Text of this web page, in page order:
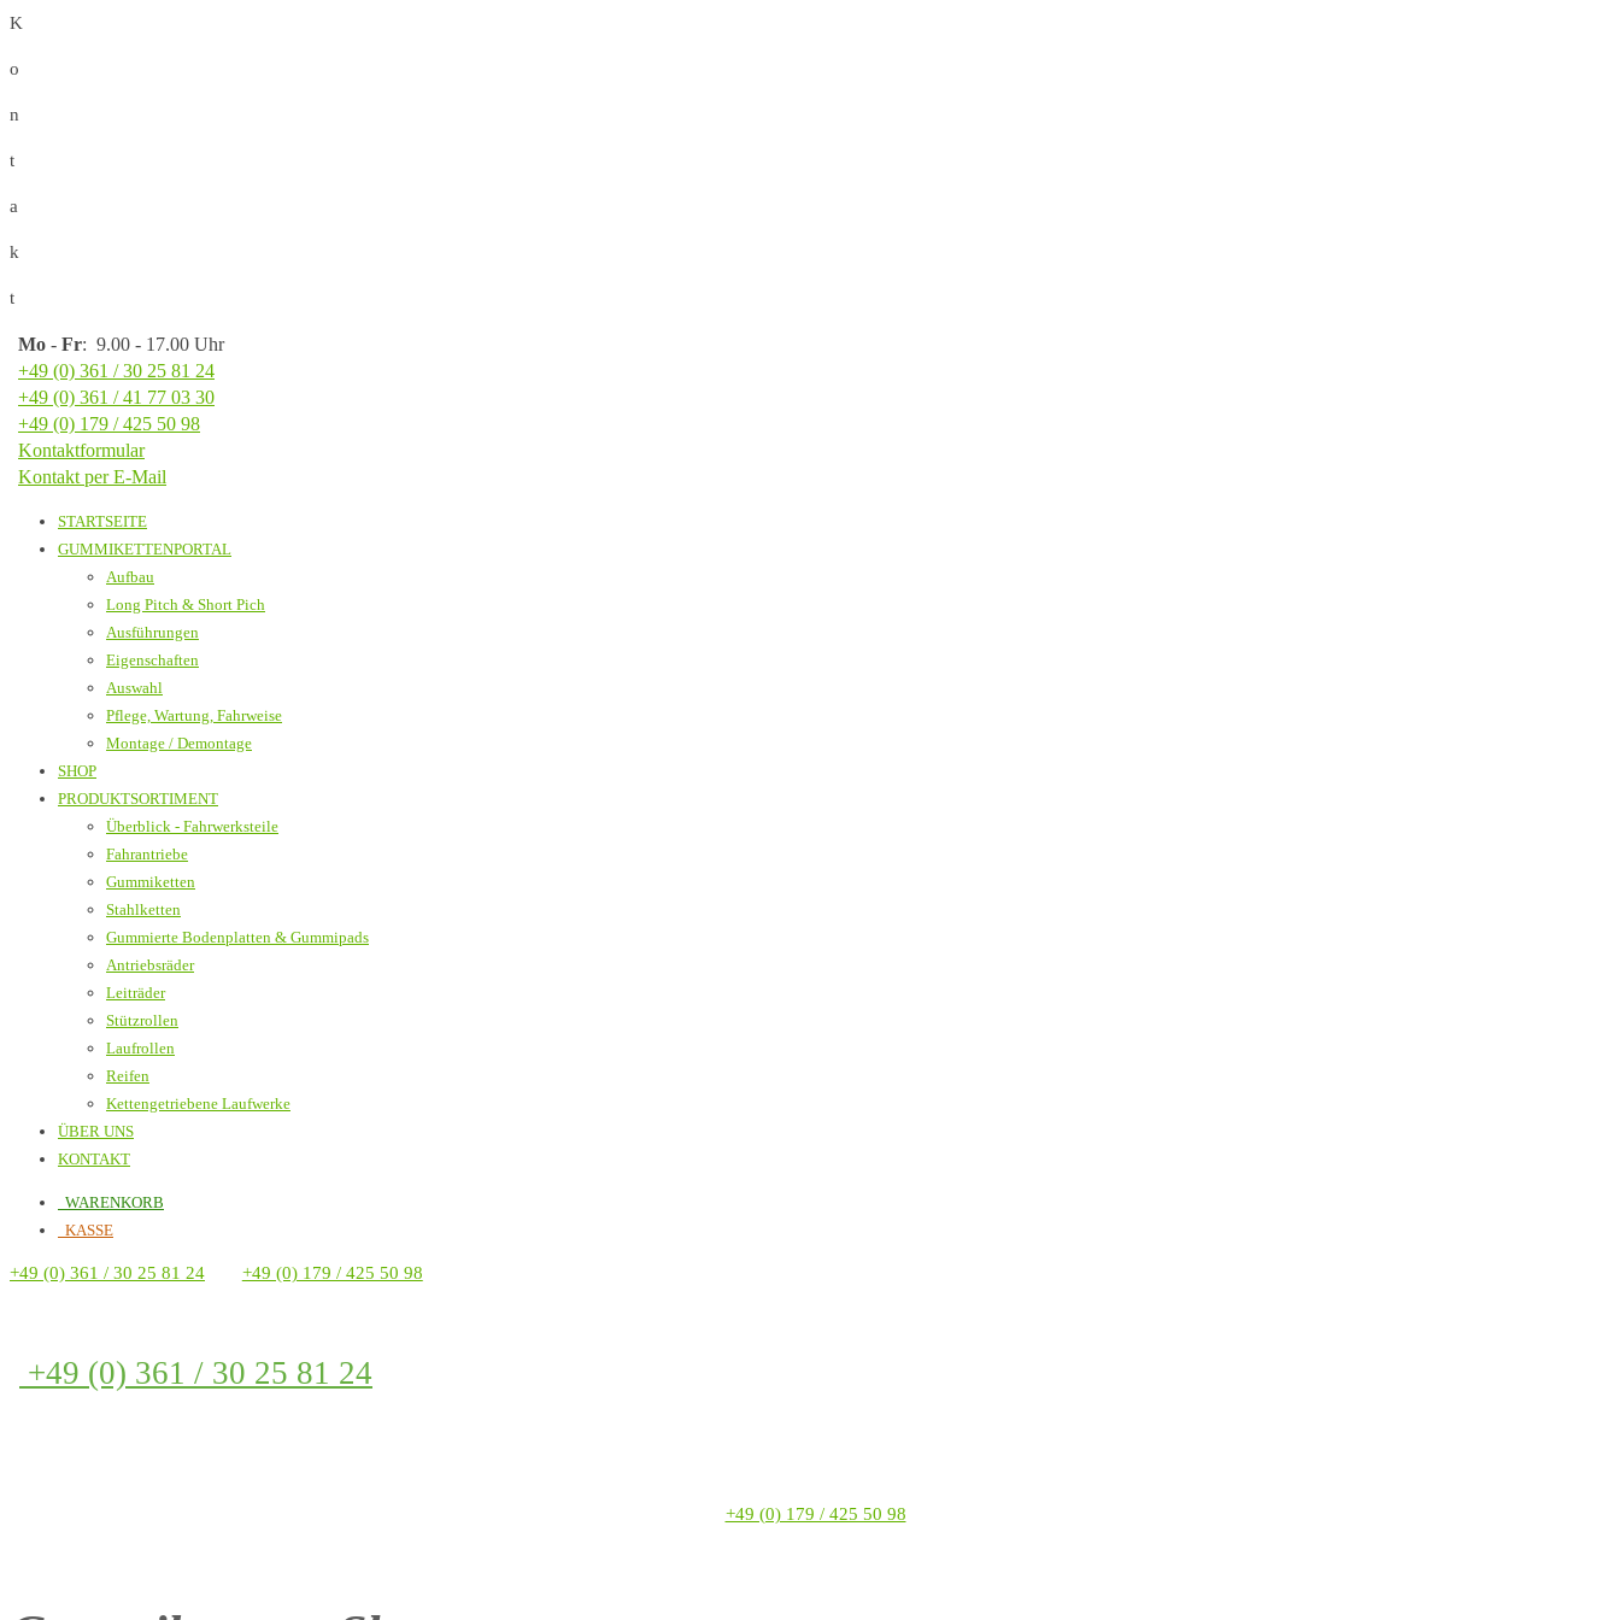
K
o
n
t
a
k
t
Mo - Fr: 9.00 - 17.00 Uhr
+49 (0) 361 / 30 25 81 24
+49 (0) 361 / 41 77 03 30
+49 (0) 179 / 425 50 98
Kontaktformular
Kontakt per E-Mail
STARTSEITE
GUMMIKETTENPORTAL
Aufbau
Long Pitch & Short Pich
Ausführungen
Eigenschaften
Auswahl
Pflege, Wartung, Fahrweise
Montage / Demontage
SHOP
PRODUKTSORTIMENT
Überblick - Fahrwerksteile
Fahrantriebe
Gummiketten
Stahlketten
Gummierte Bodenplatten & Gummipads
Antriebsräder
Leiträder
Stützrollen
Laufrollen
Reifen
Kettengetriebene Laufwerke
ÜBER UNS
KONTAKT
WARENKORB
KASSE
+49 (0) 361 / 30 25 81 24 +49 (0) 179 / 425 50 98
+49 (0) 361 / 30 25 81 24
+49 (0) 179 / 425 50 98